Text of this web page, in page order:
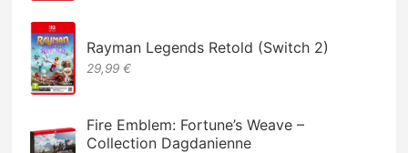
Rayman Legends Retold (Switch 2)
29,99 €
Fire Emblem: Fortune’s Weave –
Collection Dagdanienne